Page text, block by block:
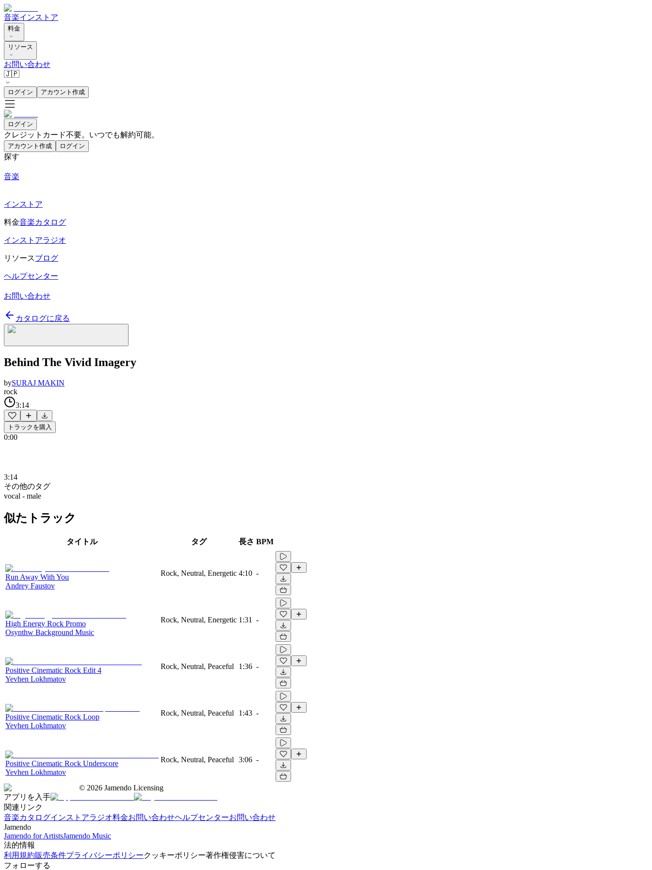
音楽インストア
料金
リソース
お問い合わせ
🇯🇵
ログイン アカウント作成
ログイン
クレジットカード不要。いつでも解約可能。
アカウント作成 ログイン
探す
音楽
インストア
料金音楽カタログ
インストアラジオ
リソースブログ
ヘルプセンター
お問い合わせ
カタログに戻る
Behind The Vivid Imagery
bySURAJ MAKIN
rock
3:14
トラックを購入
0:00
3:14
その他のタグ
vocal - male
似たトラック
タイトル タグ 長さ BPM
Run Away With You
Andrey Faustov
Rock, Neutral, Energetic 4:10 -
High Energy Rock Promo
Osynthw Background Music
Rock, Neutral, Energetic 1:31 -
Positive Cinematic Rock Edit 4
Yevhen Lokhmatov
Rock, Neutral, Peaceful 1:36 -
Positive Cinematic Rock Loop
Yevhen Lokhmatov
Rock, Neutral, Peaceful 1:43 -
Positive Cinematic Rock Underscore
Yevhen Lokhmatov
Rock, Neutral, Peaceful 3:06 -
© 2026 Jamendo Licensing
アプリを入手
関連リンク
音楽カタログインストアラジオ料金お問い合わせヘルプセンターお問い合わせ
Jamendo
Jamendo for ArtistsJamendo Music
法的情報
利用規約販売条件プライバシーポリシークッキーポリシー著作権侵害について
フォローする